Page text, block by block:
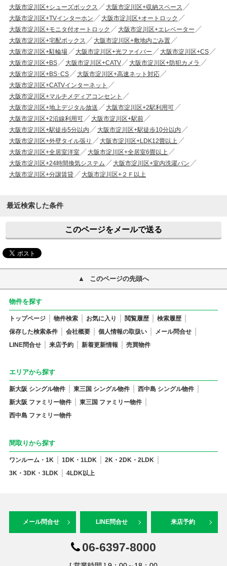
大阪市淀川区+シューズボックス
大阪市淀川区+収納スペース
大阪市淀川区+TVインターホン
大阪市淀川区+オートロック
大阪市淀川区+モニタ付オートロック
大阪市淀川区+エレベーター
大阪市淀川区+宅配ボックス
大阪市淀川区+敷地内ごみ置
大阪市淀川区+駐輪場
大阪市淀川区+光ファイバー
大阪市淀川区+CS
大阪市淀川区+BS
大阪市淀川区+CATV
大阪市淀川区+防犯カメラ
大阪市淀川区+BS･CS
大阪市淀川区+高速ネット対応
大阪市淀川区+CATVインターネット
大阪市淀川区+マルチメディアコンセント
大阪市淀川区+地上デジタル放送
大阪市淀川区+2駅利用可
大阪市淀川区+2沿線利用可
大阪市淀川区+駅前
大阪市淀川区+駅徒歩5分以内
大阪市淀川区+駅徒歩10分以内
大阪市淀川区+外壁タイル張り
大阪市淀川区+LDK12畳以上
大阪市淀川区+全居室洋室
大阪市淀川区+全居室6畳以上
大阪市淀川区+24時間換気システム
大阪市淀川区+室内洗濯パン
大阪市淀川区+分譲賃貸
大阪市淀川区+２Ｆ以上
最近検索した条件
このページをメールで送る
このページの先頭へ
物件を探す
トップページ 物件検索 お気に入り 閲覧履歴
検索履歴
保存した検索条件
会社概要 個人情報の取扱い
メール問合せ
LINE問合せ
来店予約 新着更新情報 売買物件
エリアから探す
新大阪 シングル物件 東三国 シングル物件
西中島 シングル物件
新大阪 ファミリー物件
東三国 ファミリー物件
西中島 ファミリー物件
間取りから探す
ワンルーム・1K 1DK・1LDK
2K・2DK・2LDK
3K・3DK・3LDK
4LDK以上
メール問合せ LINE問合せ 来店予約
06-6397-8000